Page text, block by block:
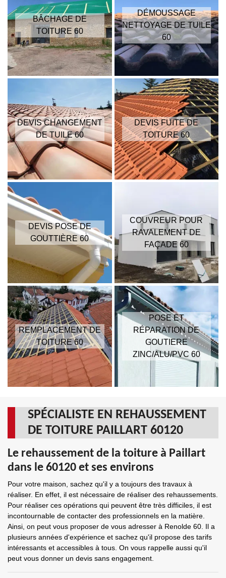
BÂCHAGE DE
TOITURE 60
DÉMOUSSAGE
NETTOYAGE DE TUILE
60
DEVIS CHANGEMENT
DE TUILE 60
DEVIS FUITE DE
TOITURE 60
DEVIS POSE DE
GOUTTIÈRE 60
COUVREUR POUR
RAVALEMENT DE
FAÇADE 60
REMPLACEMENT DE
TOITURE 60
POSE ET
RÉPARATION DE
GOUTIERE
ZINC/ALU/PVC 60
SPÉCIALISTE EN REHAUSSEMENT
DE TOITURE PAILLART 60120
Le rehaussement de la toiture à Paillart
dans le 60120 et ses environs
Pour votre maison, sachez qu'il y a toujours des travaux à
réaliser. En effet, il est nécessaire de réaliser des rehaussements.
Pour réaliser ces opérations qui peuvent être très difficiles, il est
incontournable de contacter des professionnels en la matière.
Ainsi, on peut vous proposer de vous adresser à Renolde 60. Il a
plusieurs années d'expérience et sachez qu'il propose des tarifs
intéressants et accessibles à tous. On vous rappelle aussi qu'il
peut vous donner un devis sans engagement.